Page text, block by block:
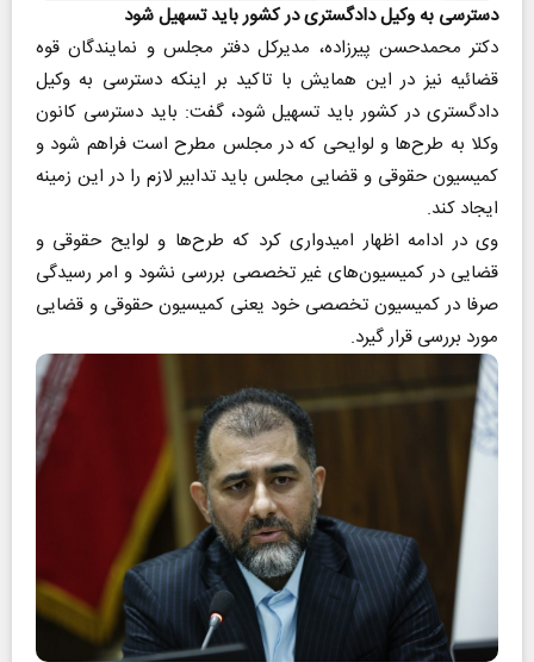
دسترسی به وکیل دادگستری در کشور باید تسهیل شود
دکتر محمدحسن پیرزاده، مدیرکل دفتر مجلس و نمایندگان قوه
قضائیه نیز در این همایش با تاکید بر اینکه دسترسی به وکیل
دادگستری در کشور باید تسهیل شود، گفت: باید دسترسی کانون
وکلا به طرح‌ها و لوایحی که در مجلس مطرح است فراهم شود و
کمیسیون حقوقی و قضایی مجلس باید تدابیر لازم را در این زمینه
ایجاد کند.
وی در ادامه اظهار امیدواری کرد که طرح‌ها و لوایح حقوقی و
قضایی در کمیسیون‌های غیر تخصصی بررسی نشود و امر رسیدگی
صرفا در کمیسیون تخصصی خود یعنی کمیسیون حقوقی و قضایی
مورد بررسی قرار گیرد.